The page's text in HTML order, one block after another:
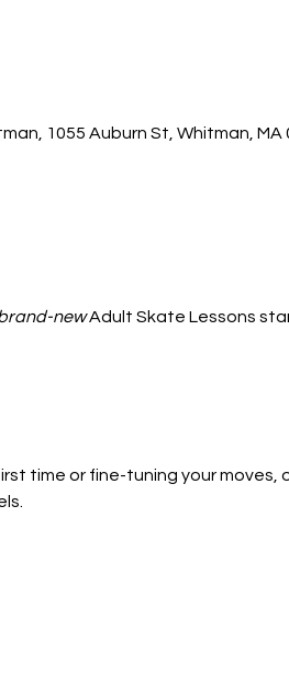
1055 Auburn St, Whitman, MA
new Adult Skate Lessons
time or fine-tuning your moves,